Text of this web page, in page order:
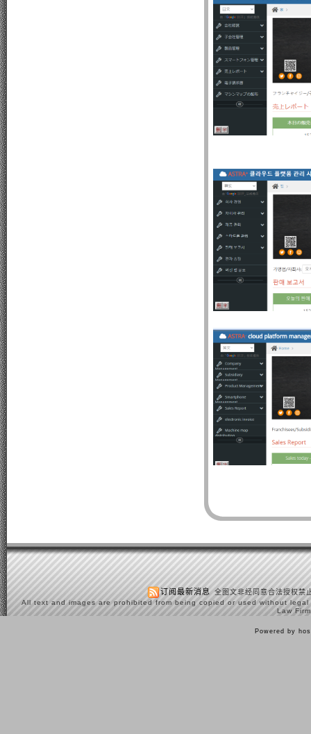
订阅最新消息 全图文非经同意合法授权禁
All text and images are prohibited from being copied or used without
Law
Powered by